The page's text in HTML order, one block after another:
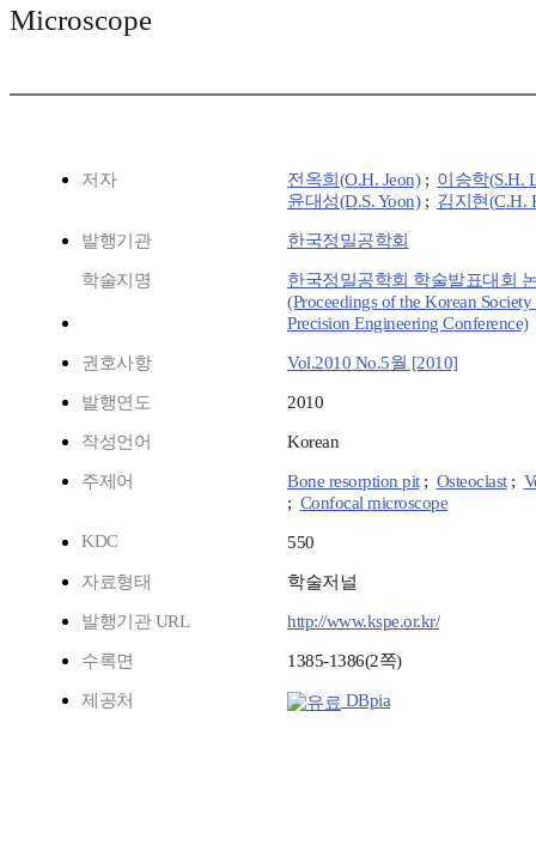
Microscope
저자 전옥희(O.H. Jeon); 이승학(S.H.
윤대성(D.S. Yoon); 김지현(C.H.
발행기관 한국정밀공학회
학술지명
한국정밀공학회 학술발표대회
(Proceedings of the Korean Society
Precision Engineering Conference)
권호사항 Vol.2010 No.5월 [2010]
발행연도 2010
작성언어 Korean
주제어 Bone resorption pit; Osteoclast;
; Confocal microscope
KDC
550
자료형태 학술저널
발행기관 URL http://www.kspe.or.kr/
수록면 1385-1386(2쪽)
제공처 DBpia